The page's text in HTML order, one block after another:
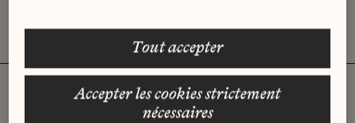
accepter les cookies strictement
nécessaires
tout accepter